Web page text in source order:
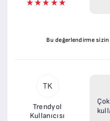
Bu değerlendirme sizin
TK
Trendyol
Kullanıcısı